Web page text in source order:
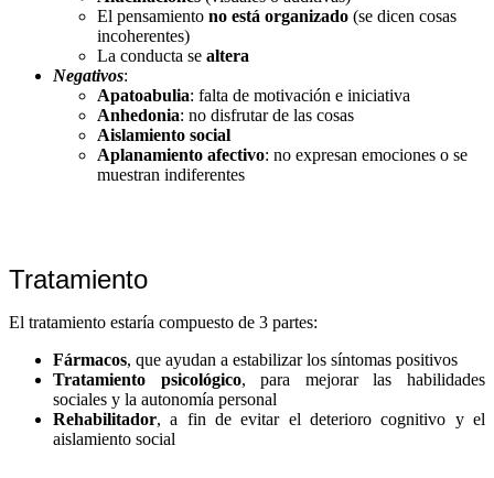
El pensamiento no está organizado (se dicen cosas
incoherentes)
La conducta se altera
Negativos:
Apatoabulia: falta de motivación e iniciativa
Anhedonia: no disfrutar de las cosas
Aislamiento social
Aplanamiento afectivo: no expresan emociones o se
muestran indiferentes
Tratamiento
El tratamiento estaría compuesto de 3 partes:
Fármacos, que ayudan a estabilizar los síntomas positivos
Tratamiento psicológico, para mejorar las habilidades
sociales y la autonomía personal
Rehabilitador, a fin de evitar el deterioro cognitivo y el
aislamiento social